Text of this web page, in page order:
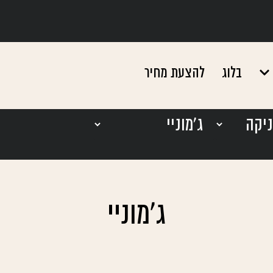
בלוג להצעת מחיר
ג'מוניי